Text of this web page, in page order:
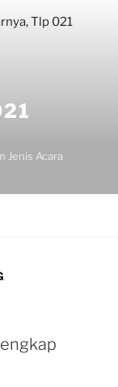
Jenis Acara